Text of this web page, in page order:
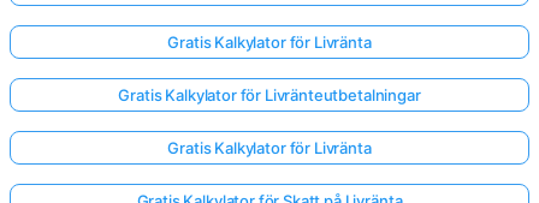
Gratis Kalkylator för Livränta
Gratis Kalkylator för Livränteutbetalningar
Gratis Kalkylator för Livränta